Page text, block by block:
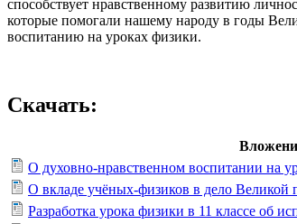
способствует нравственному развитию
которые помогали нашему народу в годы
воспитанию на уроках физики.
Скачать:
О духовно-нравственном воспитании на
О вкладе учёных-физиков в дело
Разработка урока физики в 11 классе об